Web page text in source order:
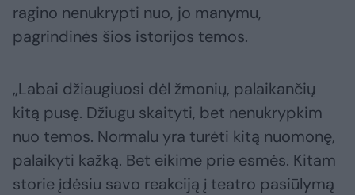
ragino nenukrypti nuo, jo manymu,
pagrindinės šios istorijos temos.
„Labai džiaugiuosi dėl žmonių, palaikančių
kitą pusę. Džiugu skaityti, bet nenukrypkim
nuo temos. Normalu yra turėti kitą nuomonę,
palaikyti kažką. Bet eikime prie esmės. Kitam
storie įdėsiu savo reakciją į teatro pasiūlymą